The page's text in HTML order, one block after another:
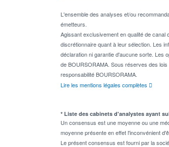
L'ensemble des analyses et/ou
émetteurs.
Agissant exclusivement en qualité de
discrétionnaire quant à leur sélection. Les
déclaration ni garantie d'aucune sorte. Les
de BOURSORAMA. Sous réserves des
responsabilité BOURSORAMA.
Lire les mentions légales complètes
* Liste des cabinets d'analystes ayant
Un consensus est une moyenne ou une
moyenne présente en effet l'inconvénient
Le présent consensus est fourni par la